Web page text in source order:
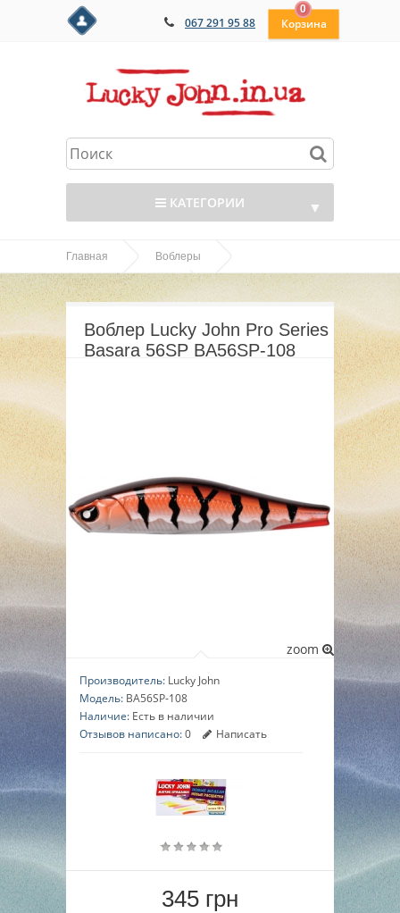
067 291 95 88
0
КАТЕГОРИИ ▼
▼
Главная Воблеры
Basara 35,40,56,70,90 Воблер Lucky John Pro
Series Basara 56SP BA56SP-108
Воблер Lucky John Pro Series
Basara 56SP BA56SP-108
zoom
Производитель: Lucky John
Модель: BA56SP-108
Наличие: Есть в наличии
Отзывов написано:0 Написать
345 грн